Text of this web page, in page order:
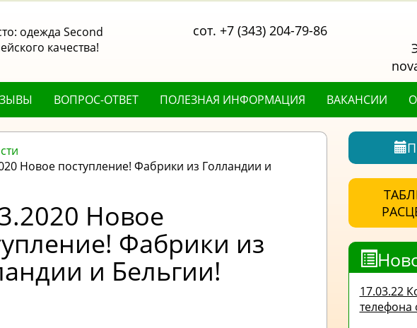
одежда Second
качества!
сот. +7 (343) 204-79-86
ВОПРОС-ОТВЕТ ПОЛЕЗНАЯ ИНФОРМАЦИЯ ВАКАНСИИ
Новое поступление! Фабрики из Голландии и
Новое
Фабрики из
и Бельгии!
17.03.22
телефона